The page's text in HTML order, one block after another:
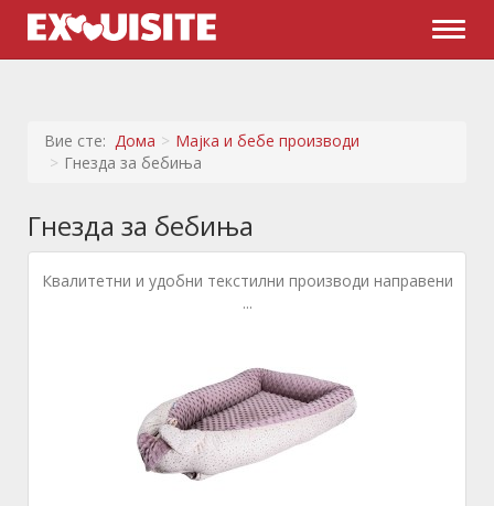
Вие сте: Дома
Мајка и бебе производи
Гнезда за бебиња
Гнезда за бебиња
Квалитетни и удобни текстилни производи направени
...